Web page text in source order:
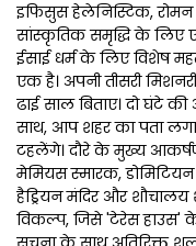
इफिसुस हेलेनिस्टिक, रोमन
सांस्कृतिक समृद्धि के लिए
ईसाई धर्म के लिए विशेष
एक है। अपनी तीसरी
ढाई साल बिताए। दो घंटे
साथ, आप शहर का पता
टहलेंगे। दौरे के मुख्य
मेमियस स्मारक, डोमिटियन
हैड्रियन मंदिर और शौचालय
विकल्प, जिसे 'टेरेस हाउस'